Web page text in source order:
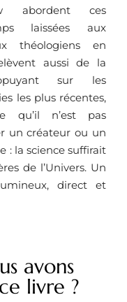
abordent ces
laissées aux
théologiens en
aussi de la
sur les
les plus récentes,
qu’il n’est pas
un créateur ou un
: la science suffirait
de l’Univers. Un
direct et
avons
livre ?